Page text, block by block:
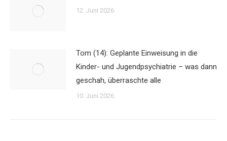
12. Juni 2026
Tom (14): Geplante Einweisung in die
Kinder- und Jugendpsychiatrie – was dann
geschah, überraschte alle
10. Juni 2026